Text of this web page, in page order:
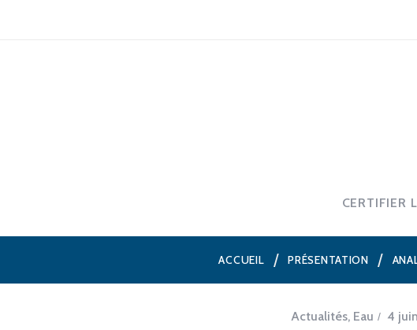
CERTIFIER
ACCUEIL PRÉSENTATION
Actualités, Eau 4